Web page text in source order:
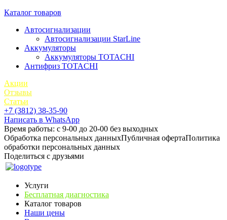
Каталог товаров
Автосигнализации
Автосигнализации StarLine
Аккумуляторы
Аккумуляторы TOTACHI
Антифриз TOTACHI
Акции
Отзывы
Статьи
+7 (3812) 38-35-90
Написать в WhatsApp
Время работы: с 9-00 до 20-00 без выходных
Обработка персональных данныхПубличная офертаПолитика
обработки персональных данных
Поделиться с друзьями
Услуги
Бесплатная диагностика
Каталог товаров
Наши цены